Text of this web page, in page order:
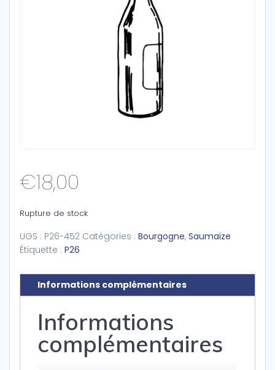
€18,00
Rupture de stock
UGS : P26-452 Catégories : Bourgogne, Saumaize
Étiquette : P26
Informations complémentaires
Informations
complémentaires